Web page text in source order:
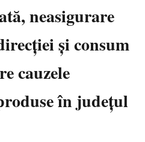
neasigurare
și consum
cauzele
în județul